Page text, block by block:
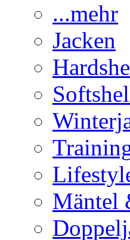
...mehr
Jacken
Mäntel